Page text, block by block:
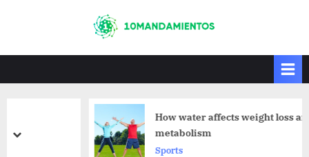
s
How water affects weight loss and
metabolism
Sports
prev
next